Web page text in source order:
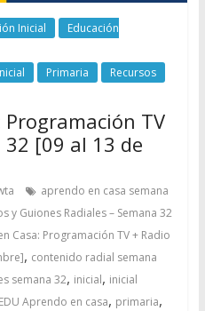
Inicial
Educación
Primaria
Recursos
TV
32 [09 al 13 de
aprendo en casa semana
y Guiones Radiales – Semana 32
Casa: Programación TV + Radio
, contenido radial semana
semana 32, inicial, inicial
Aprendo en casa, primaria,